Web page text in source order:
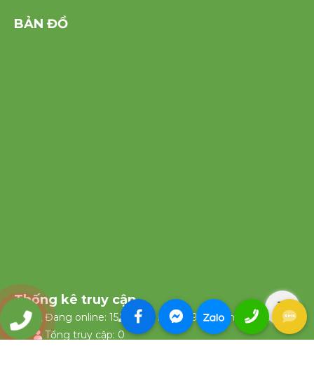
BẢN ĐỒ
Thống kê truy cập
Đang online: 15 Hôm nay: 1095
Hôm qua: 0
Tổng truy cập: 0
0903335658